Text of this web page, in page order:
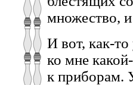
множество, и
И вот, как-
ко мне
к приборам.